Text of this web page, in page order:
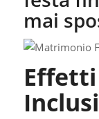
mai
Effetti